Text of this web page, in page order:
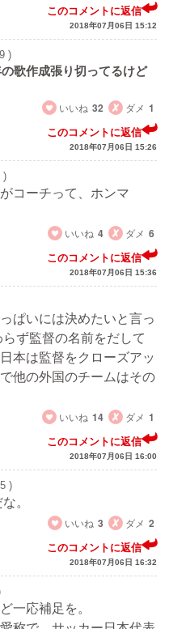
このコメントに返信
2018年07月06日 15:12
)
歌作成張り切ってるけど
いいね 32 ダメ 1
このコメントに返信
2018年07月06日 15:26
)
コーチって、ホンマ
いいね 4 ダメ 6
このコメントに返信
2018年07月06日 15:36
ぱいには決めたいと言っ
ず監督の名前をだして
本は監督をクローズアッ
他の外国のチームはその
いいね 14 ダメ 1
このコメントに返信
2018年07月06日 16:00
)
。
いいね 3 ダメ 2
このコメントに返信
2018年07月06日 16:32
一応補足を。